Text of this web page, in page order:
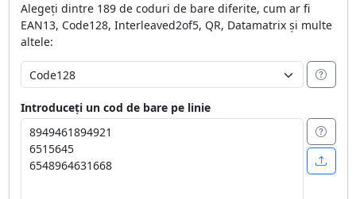
Alegeți dintre 189 de coduri de bare diferite, cum ar fi
EAN13, Code128, Interleaved2of5, QR, Datamatrix și multe
altele:
Introduceți un cod de bare pe linie